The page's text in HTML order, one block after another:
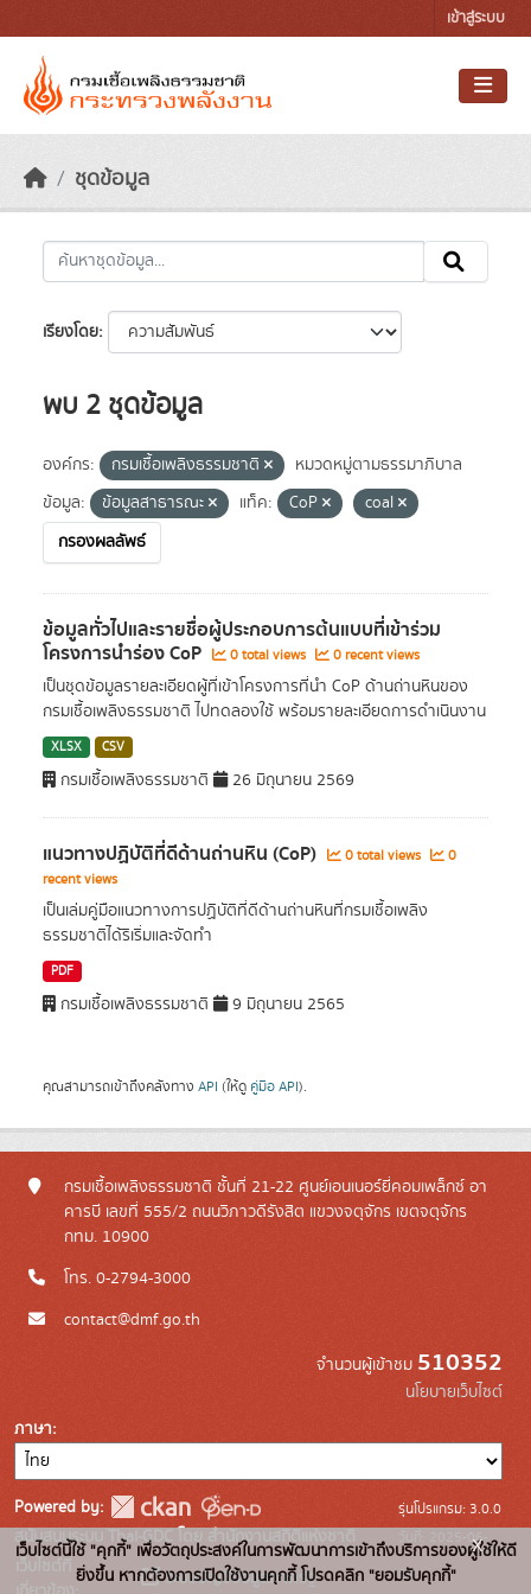
เข้าสู่ระบบ
ชุดข้อมูล
เรียงโดย
พบ 2 ชุดข้อมูล
องค์กร: กรมเชื้อเพลิงธรรมชาติ
หมวดหมู่ตามธรรมาภิบาล
ข้อมูล:
ข้อมูลสาธารณะ แท็ค: CoP
coal
กรองผลลัพธ์
ข้อมูลทั่วไปและรายชื่อผู้ประกอบการต้นแบบที่เข้าร่วม
โครงการนำร่อง CoP 0 total views 0 recent views
เป็นชุดข้อมูลรายละเอียดผู้ที่เข้าโครงการที่นำ CoP ด้านถ่านหินของ
กรมเชื้อเพลิงธรรมชาติ ไปทดลองใช้ พร้อมรายละเอียดการดำเนินงาน
XLSX CSV
กรมเชื้อเพลิงธรรมชาติ 26 มิถุนายน 2569
แนวทางปฏิบัติที่ดีด้านถ่านหิน (CoP) 0 total views
0
recent views
เป็นเล่มคู่มือแนวทางการปฏิบัติที่ดีด้านถ่านหินที่กรมเชื้อเพลิง
ธรรมชาติได้ริเริ่มและจัดทำ
PDF
กรมเชื้อเพลิงธรรมชาติ 9 มิถุนายน 2565
คุณสามารถเข้าถึงคลังทาง API (ให้ดู คู่มือ API).
กรมเชื้อเพลิงธรรมชาติ ชั้นที่ 21-22 ศูนย์เอนเนอร์ยี่คอมเพล็กซ์ อา
คารบี เลขที่ 555/2 ถนนวิภาวดีรังสิต แขวงจตุจักร เขตจตุจักร
กทม. 10900
โทร. 0-2794-3000
contact@dmf.go.th
จำนวนผู้เข้าชม 510352
นโยบายเว็บไซต์
ภาษา
Powered by:
สนับสนุนระบบ Thai-GDC โดย สำนักงานสถิติแห่งชาติ
ระบบบัญชีข้อมูลภาครัฐ
รุ่นโปรแกรม: 3.0.0
วันที่: 2025-06-
10
เว็บไซต์นี้ใช้ "คุกกี้" เพื่อวัตถุประสงค์ในการพัฒนาการเข้าถึงบริการของผู้ใช้ให้ดี
ยิ่งขึ้น หากต้องการเปิดใช้งานคุกกี้ โปรดคลิก "ยอมรับคุกกี้"
x